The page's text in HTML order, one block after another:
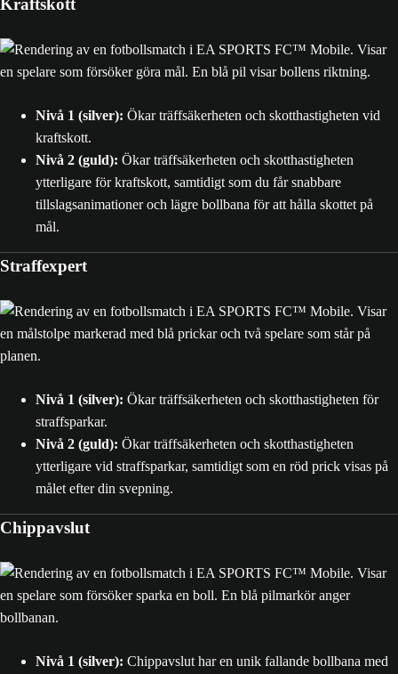
Kraftskott
Nivå 1 (silver): Ökar träffsäkerheten och skotthastigheten vid
kraftskott.
Nivå 2 (guld): Ökar träffsäkerheten och skotthastigheten
ytterligare för kraftskott, samtidigt som du får snabbare
tillslagsanimationer och lägre bollbana för att hålla skottet på
mål.
Straffexpert
Nivå 1 (silver): Ökar träffsäkerheten och skotthastigheten för
straffsparkar.
Nivå 2 (guld): Ökar träffsäkerheten och skotthastigheten
ytterligare vid straffsparkar, samtidigt som en röd prick visas på
målet efter din svepning.
Chippavslut
Nivå 1 (silver): Chippavslut har en unik fallande bollbana med